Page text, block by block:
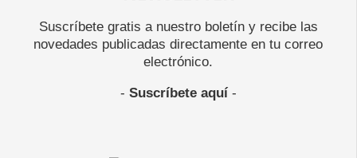
Suscríbete gratis a nuestro boletín y recibe las
novedades publicadas directamente en tu correo
electrónico.
- Suscríbete aquí-